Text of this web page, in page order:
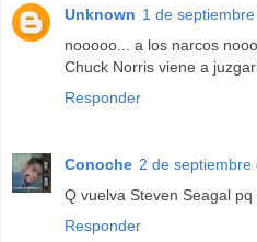
Unknown 1 de
nooooo... a los narcos nooo
Chuck Norris viene a
Responder
Conoche 2 de septiembre
Q vuelva Steven Seagal
Responder